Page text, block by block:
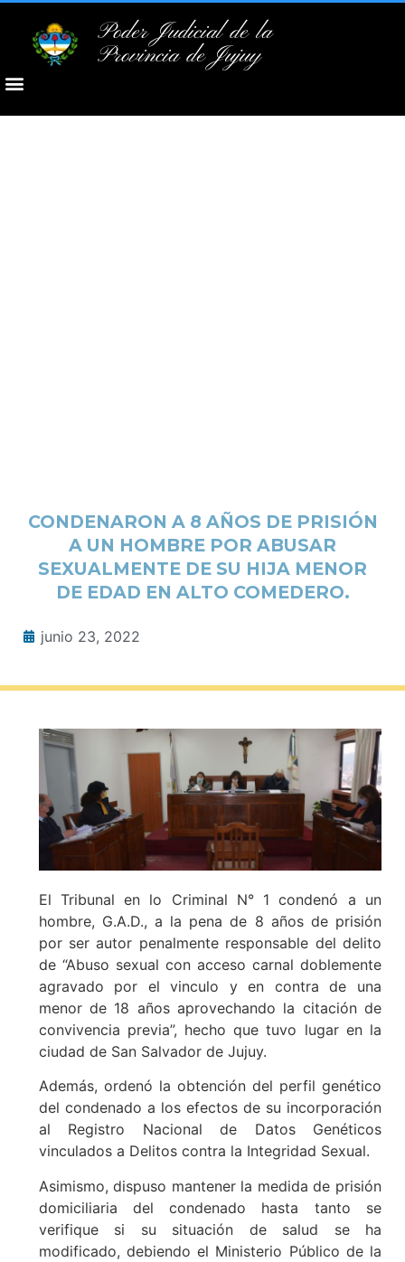
Poder Judicial de la
Provincia de Jujuy
CONDENARON A 8 AÑOS DE PRISIÓN
A UN HOMBRE POR ABUSAR
SEXUALMENTE DE SU HIJA MENOR
DE EDAD EN ALTO COMEDERO.
junio 23, 2022
El Tribunal en lo Criminal N° 1 condenó a un
hombre, G.A.D., a la pena de 8 años de prisión
por ser autor penalmente responsable del delito
de “Abuso sexual con acceso carnal doblemente
agravado por el vinculo y en contra de una
menor de 18 años aprovechando la citación de
convivencia previa”, hecho que tuvo lugar en la
ciudad de San Salvador de Jujuy.
Además, ordenó la obtención del perfil genético
del condenado a los efectos de su incorporación
al Registro Nacional de Datos Genéticos
vinculados a Delitos contra la Integridad Sexual.
Asimismo, dispuso mantener la medida de prisión
domiciliaria del condenado hasta tanto se
verifique si su situación de salud se ha
modificado, debiendo el Ministerio Público de la